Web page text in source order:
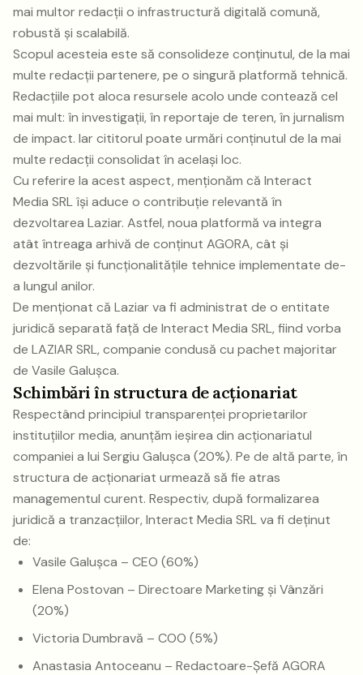
mai multor redacții o infrastructură digitală comună,
robustă și scalabilă.
Scopul acesteia este să consolideze conținutul, de la mai
multe redacții partenere, pe o singură platformă tehnică.
Redacțiile pot aloca resursele acolo unde contează cel
mai mult: în investigații, în reportaje de teren, în jurnalism
de impact. Iar cititorul poate urmări conținutul de la mai
multe redacții consolidat în același loc.
Cu referire la acest aspect, menționăm că Interact
Media SRL își aduce o contribuție relevantă în
dezvoltarea Laziar. Astfel, noua platformă va integra
atât întreaga arhivă de conținut AGORA, cât și
dezvoltările și funcționalitățile tehnice implementate de-
a lungul anilor.
De menționat că Laziar va fi administrat de o entitate
juridică separată față de Interact Media SRL, fiind vorba
de LAZIAR SRL, companie condusă cu pachet majoritar
de Vasile Galușca.
Schimbări în structura de acționariat
Respectând principiul transparenței proprietarilor
instituțiilor media, anunțăm ieșirea din acționariatul
companiei a lui Sergiu Galușca (20%). Pe de altă parte, în
structura de acționariat urmează să fie atras
managementul curent. Respectiv, după formalizarea
juridică a tranzacțiilor, Interact Media SRL va fi deținut
de:
Vasile Galușca – CEO (60%)
Elena Postovan – Directoare Marketing și Vânzări
(20%)
Victoria Dumbravă – COO (5%)
Anastasia Antoceanu – Redactoare-Șefă AGORA